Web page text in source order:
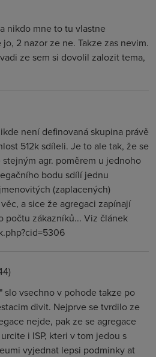
nikdo mne to tu vlastne
2 nazor ze ne. Takze zas nevim.
ze sem si dovolil zalozit tema,
není definovaná skupina právě
512k sdíleli. Je to ale tak, že se
agr. poměrem u jednoho
bodu sdílí jednu
(zaplacených)
a sice že agregaci zapínají
počtu zákazníků... Viz článek
slo vsechno v pohode takze po
divit. Nejprve se tvrdilo ze
nejde, pak ze se agregace
i ISP, kteri v tom jedou s
vyjednat lepsi podminky at